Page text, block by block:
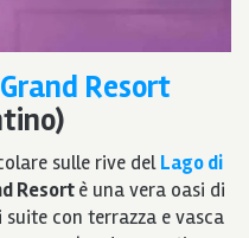
Resort
sulle rive delLago di
Resortè una vera oasi di
con terrazza e vasca